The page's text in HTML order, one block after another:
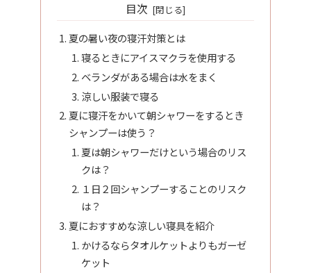
目次
夏の暑い夜の寝汗対策とは
寝るときにアイスマクラを使用する
ベランダがある場合は水をまく
涼しい服装で寝る
夏に寝汗をかいて朝シャワーをするとき
シャンプーは使う？
夏は朝シャワーだけという場合のリス
クは？
１日２回シャンプーすることのリスク
は？
夏におすすめな涼しい寝具を紹介
かけるならタオルケットよりもガーゼ
ケット